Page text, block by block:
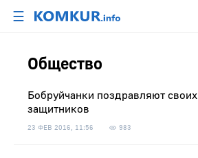
☰
Общество
Бобруйчанки поздравляют своих
защитников
23 ФЕВ 2016, 11:56 983